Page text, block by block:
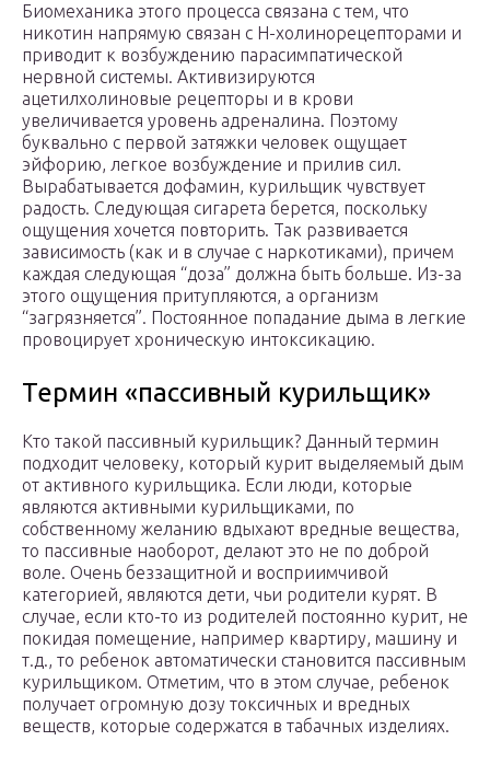
Биомеханика этого процесса связана с тем, что
никотин напрямую связан с Н-холинорецепторами и
приводит к возбуждению парасимпатической
нервной системы. Активизируются
ацетилхолиновые рецепторы и в крови
увеличивается уровень адреналина. Поэтому
буквально с первой затяжки человек ощущает
эйфорию, легкое возбуждение и прилив сил.
Вырабатывается дофамин, курильщик чувствует
радость. Следующая сигарета берется, поскольку
ощущения хочется повторить. Так развивается
зависимость (как и в случае с наркотиками), причем
каждая следующая “доза” должна быть больше. Из-за
этого ощущения притупляются, а организм
“загрязняется”. Постоянное попадание дыма в легкие
провоцирует хроническую интоксикацию.
Термин «пассивный курильщик»
Кто такой пассивный курильщик? Данный термин
подходит человеку, который курит выделяемый дым
от активного курильщика. Если люди, которые
являются активными курильщиками, по
собственному желанию вдыхают вредные вещества,
то пассивные наоборот, делают это не по доброй
воле. Очень беззащитной и восприимчивой
категорией, являются дети, чьи родители курят. В
случае, если кто-то из родителей постоянно курит, не
покидая помещение, например квартиру, машину и
т.д., то ребенок автоматически становится пассивным
курильщиком. Отметим, что в этом случае, ребенок
получает огромную дозу токсичных и вредных
веществ, которые содержатся в табачных изделиях.